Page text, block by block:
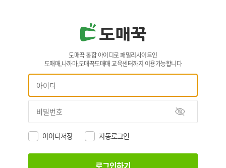
도매꾹 통합 아이디로 패밀리사이트인
도매매,나까마,도매꾹도매매 교육센터까지 이용가능합니다
아이디저장 자동로그인